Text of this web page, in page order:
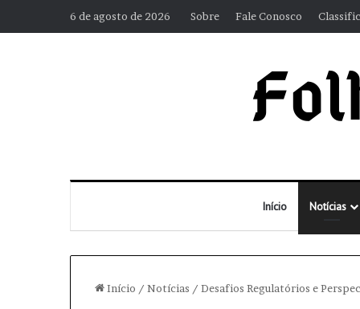
6 de agosto de 2026 Sobre Fale Conosco
Início Notícias
Início / Notícias / Desafios Regulatórios e